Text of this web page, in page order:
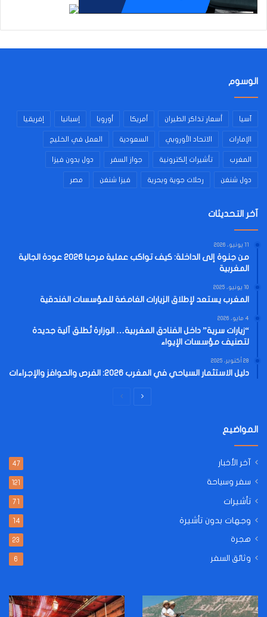
الوسوم
آسيا أسعار تذاكر الطيران أمريكا أوروبا إسبانيا إفريقيا
الإمارات الاتحاد الأوروبي السعودية العمل في الخليج
المغرب تأشيرات إلكترونية جواز السفر دول بدون فيزا
دول شنغن رحلات جوية وبحرية فيزا شنغن مصر
آخر التحديثات
11 يونيو، 2026
من جنوة إلى الداخلة: كيف تواكب عملية مرحبا 2026 عودة الجالية
المغربية
10 يونيو، 2025
المغرب يستعد لإطلاق الزيارات الغامضة للمؤسسات الفندقية
4 مايو، 2026
“زيارات سرية” داخل الفنادق المغربية… الوزارة تُطلق آلية جديدة
لتصنيف مؤسسات الإيواء
28 أكتوبر، 2025
دليل الاستثمار السياحي في المغرب 2026: الفرص والحوافز والإجراءات
الصفحةالصفحة
المواضيع
آخر الأخبار 47
سفر وسياحة 121
تأشيرات 71
وجهات بدون تأشيرة 14
هجرة 23
وثائق السفر 6
طريقة
استخراج
دليلك
الشامل